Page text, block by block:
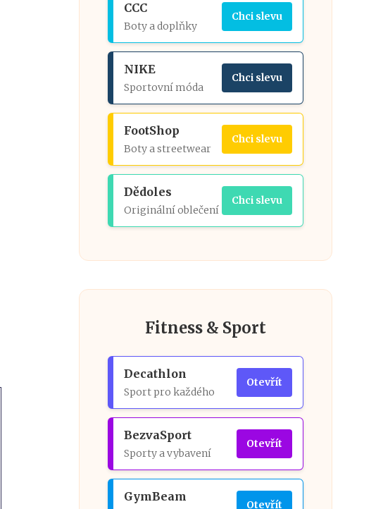
CCC
Boty a doplňky
Chci slevu
NIKE
Sportovní móda
Chci slevu
FootShop
Boty a streetwear
Chci slevu
Dědoles
Originální oblečení
Chci slevu
Fitness & Sport
Decathlon
Sport pro každého
Otevřít
BezvaSport
Sporty a vybavení
Otevřít
GymBeam
Otevřít